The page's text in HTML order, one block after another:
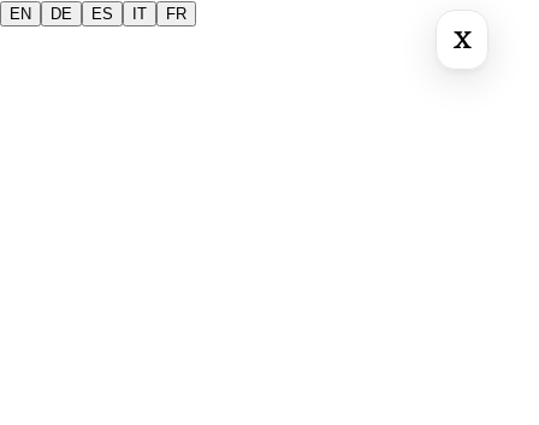
X
EN DE ES IT FR